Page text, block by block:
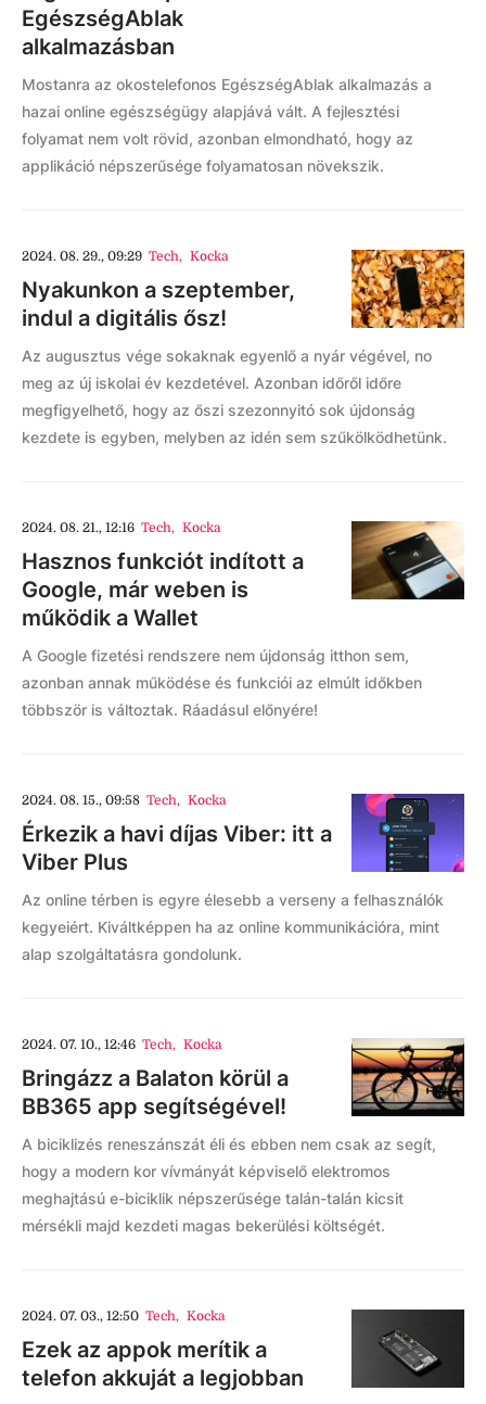
EgészségAblak
alkalmazásban
Mostanra az okostelefonos EgészségAblak alkalmazás a
hazai online egészségügy alapjává vált. A fejlesztési
folyamat nem volt rövid, azonban elmondható, hogy az
applikáció népszerűsége folyamatosan növekszik.
2024. 08. 29., 09:29 Tech, Kocka
Nyakunkon a szeptember,
indul a digitális ősz!
Az augusztus vége sokaknak egyenlő a nyár végével, no
meg az új iskolai év kezdetével. Azonban időről időre
megfigyelhető, hogy az őszi szezonnyitó sok újdonság
kezdete is egyben, melyben az idén sem szűkölködhetünk.
2024. 08. 21., 12:16 Tech, Kocka
Hasznos funkciót indított a
Google, már weben is
működik a Wallet
A Google fizetési rendszere nem újdonság itthon sem,
azonban annak működése és funkciói az elmúlt időkben
többször is változtak. Ráadásul előnyére!
2024. 08. 15., 09:58 Tech, Kocka
Érkezik a havi díjas Viber: itt a
Viber Plus
Az online térben is egyre élesebb a verseny a felhasználók
kegyeiért. Kiváltképpen ha az online kommunikációra, mint
alap szolgáltatásra gondolunk.
2024. 07. 10., 12:46 Tech, Kocka
Bringázz a Balaton körül a
BB365 app segítségével!
A biciklizés reneszánszát éli és ebben nem csak az segít,
hogy a modern kor vívmányát képviselő elektromos
meghajtású e-biciklik népszerűsége talán-talán kicsit
mérsékli majd kezdeti magas bekerülési költségét.
2024. 07. 03., 12:50 Tech, Kocka
Ezek az appok merítik a
telefon akkuját a legjobban